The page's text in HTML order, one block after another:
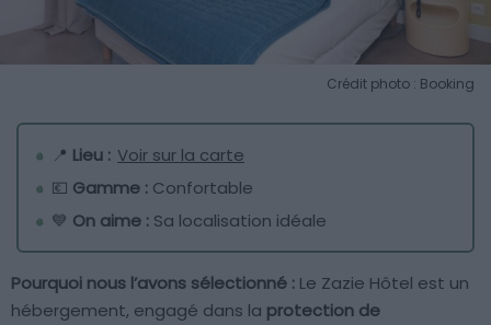
Crédit photo : Booking
📍 Lieu : Voir sur la carte
💶 Gamme : Confortable
💙 On aime : Sa localisation idéale
Pourquoi nous l’avons sélectionné : Le Zazie Hôtel est un
hébergement, engagé dans la protection de